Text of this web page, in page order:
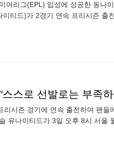
리그(EPL) 입성에 성공한 동나
티드)가 2경기 연속 프리시즌 출
스로 선발로는 부족
시즌 경기에 연속 출전하며 팬들
유나이티드가 3일 오후 8시 서울